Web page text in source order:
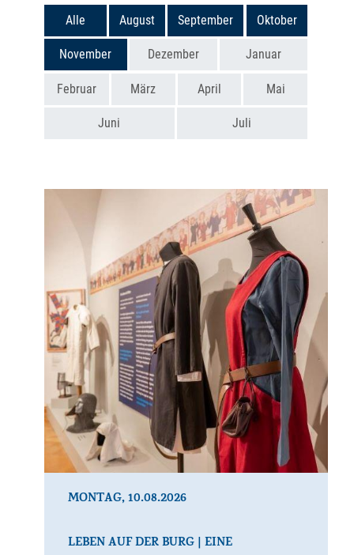
Alle August September Oktober
November Dezember Januar
Februar März April Mai
Juni Juli
MONTAG, 10.08.2026
LEBEN AUF DER BURG | EINE